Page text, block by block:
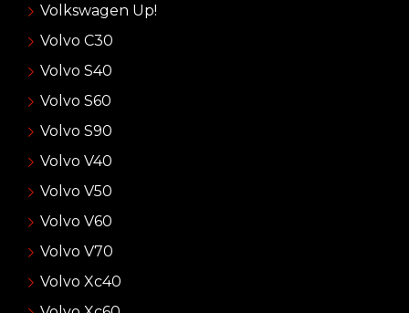
Volkswagen Up!
Volvo C30
Volvo S40
Volvo S60
Volvo S90
Volvo V40
Volvo V50
Volvo V60
Volvo V70
Volvo Xc40